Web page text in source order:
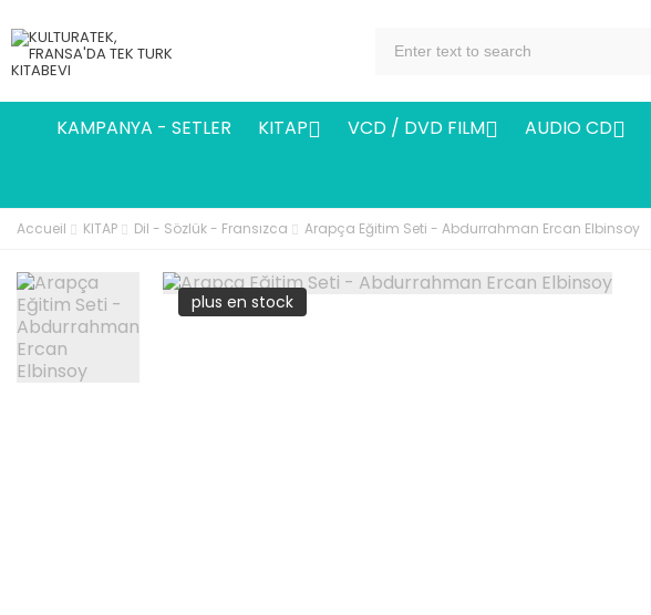
KAMPANYA - SETLER KITAP VCD / DVD FILM AUDIO CD
Accueil KITAP Dil - Sözlük - Fransızca Arapça Eğitim Seti - Abdurrahman Ercan Elbinsoy
plus en stock